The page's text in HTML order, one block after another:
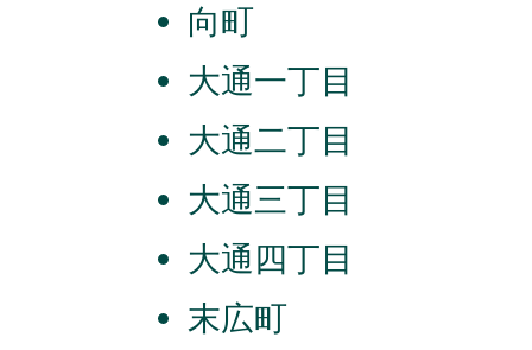
向町
大通一丁目
大通二丁目
大通三丁目
大通四丁目
末広町